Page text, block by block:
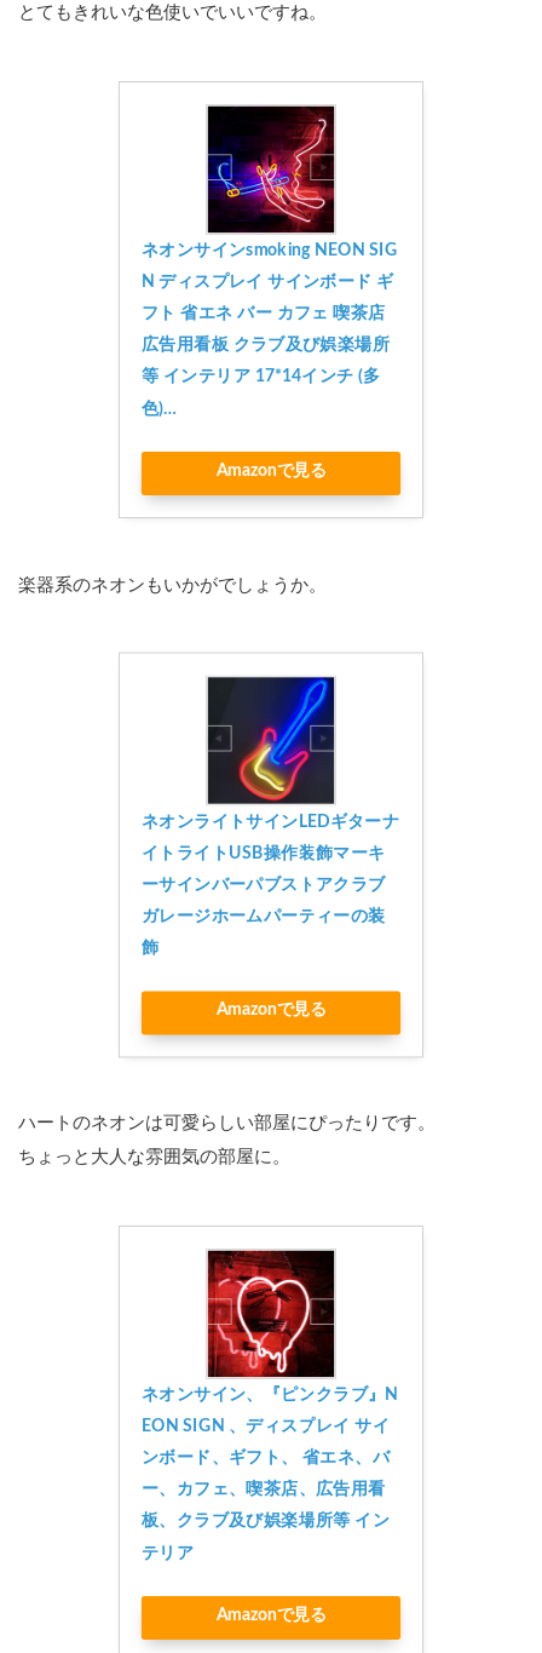
とてもきれいな色使いでいいですね。
ネオンサインsmoking NEON SIG
N ディスプレイ サインボード ギ
フト 省エネ バー カフェ 喫茶店
広告用看板 クラブ及び娯楽場所
等 インテリア 17*14インチ (多
色)…
Amazonで見る
楽器系のネオンもいかがでしょうか。
ネオンライトサインLEDギターナ
イトライトUSB操作装飾マーキ
ーサインバーパブストアクラブ
ガレージホームパーティーの装
飾
Amazonで見る
ハートのネオンは可愛らしい部屋にぴったりです。
ちょっと大人な雰囲気の部屋に。
ネオンサイン、『ピンクラブ』N
EON SIGN 、ディスプレイ サイ
ンボード、ギフト、 省エネ、バ
ー、カフェ、喫茶店、広告用看
板、クラブ及び娯楽場所等 イン
テリア
Amazonで見る